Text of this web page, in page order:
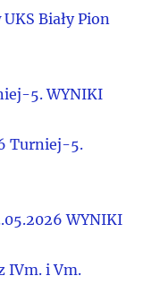
Biały Pion
5. WYNIKI
Turniej-5.
WYNIKI
IVm. i Vm.